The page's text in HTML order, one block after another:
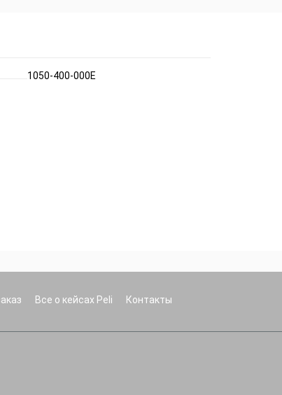
1050-400-000E
Все о кейсах Peli
Контакты